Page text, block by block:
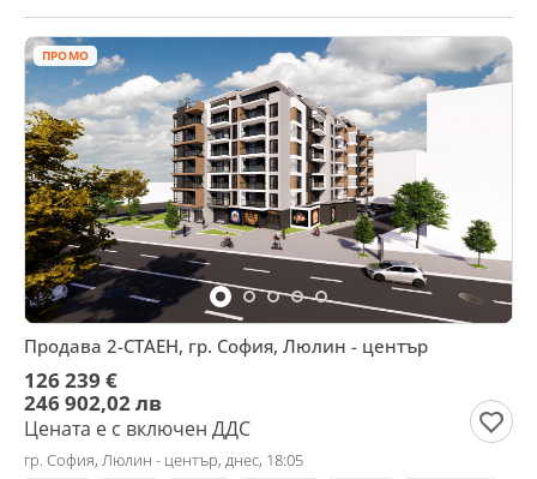
ПРОМО
Продава 2-СТАЕН, гр. София, Люлин - център
126 239 €
246 902,02 лв
Цената е с включен ДДС
гр. София, Люлин - център, днес, 18:05